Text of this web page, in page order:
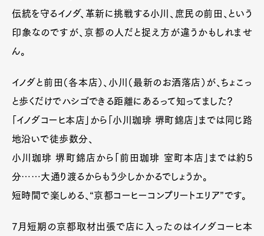
伝統を守るイノダ、革新に挑戦する小川、庶民の前田、という
印象なのですが、京都の人だと捉え方が違うかもしれませ
ん。
イノダと前田（各本店）、小川（最新のお洒落店）が、ちょこっ
と歩くだけでハシゴできる距離にあるって知ってました？
「イノダコーヒ本店」から「小川珈琲 堺町錦店」までは同じ路
地沿いで徒歩数分、
小川珈琲 堺町錦店から「前田珈琲 室町本店」までは約5
分……大通り渡るからもう少しかかるでしょうか。
短時間で楽しめる、“京都コーヒーコンプリートエリア”です。
7月短期の京都取材出張で店に入ったのはイノダコーヒ本